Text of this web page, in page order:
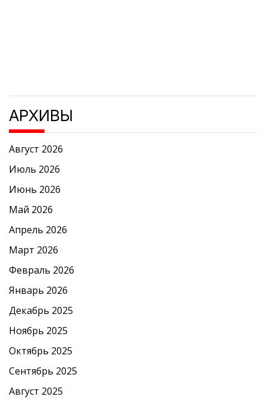
АРХИВЫ
Август 2026
Июль 2026
Июнь 2026
Май 2026
Апрель 2026
Март 2026
Февраль 2026
Январь 2026
Декабрь 2025
Ноябрь 2025
Октябрь 2025
Сентябрь 2025
Август 2025